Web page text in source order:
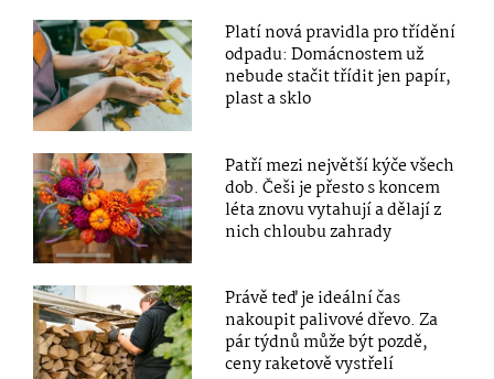
Platí nová pravidla pro třídění
odpadu: Domácnostem už
nebude stačit třídit jen papír,
plast a sklo
Patří mezi největší kýče všech
dob. Češi je přesto s koncem
léta znovu vytahují a dělají z
nich chloubu zahrady
Právě teď je ideální čas
nakoupit palivové dřevo. Za
pár týdnů může být pozdě,
ceny raketově vystřelí